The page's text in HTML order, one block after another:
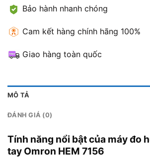
Bảo hành nhanh chóng
Cam kết hàng chính hãng 100%
Giao hàng toàn quốc
MÔ TẢ
ĐÁNH GIÁ (0)
Tính năng nổi bật của máy đo
tay Omron HEM 7156